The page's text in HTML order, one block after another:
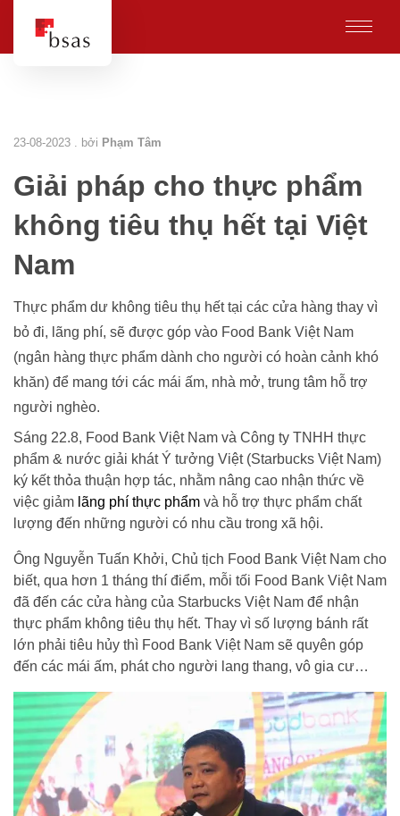
23-08-2023 . bởi Phạm Tâm
Giải pháp cho thực phẩm
không tiêu thụ hết tại Việt
Nam
Thực phẩm dư không tiêu thụ hết tại các cửa hàng thay vì
bỏ đi, lãng phí, sẽ được góp vào Food Bank Việt Nam
(ngân hàng thực phẩm dành cho người có hoàn cảnh khó
khăn) để mang tới các mái ấm, nhà mở, trung tâm hỗ trợ
người nghèo.
Sáng 22.8, Food Bank Việt Nam và Công ty TNHH thực
phẩm & nước giải khát Ý tưởng Việt (Starbucks Việt Nam)
ký kết thỏa thuận hợp tác, nhằm nâng cao nhận thức về
việc giảm lãng phí thực phẩm và hỗ trợ thực phẩm chất
lượng đến những người có nhu cầu trong xã hội.
Ông Nguyễn Tuấn Khởi, Chủ tịch Food Bank Việt Nam cho
biết, qua hơn 1 tháng thí điểm, mỗi tối Food Bank Việt Nam
đã đến các cửa hàng của Starbucks Việt Nam để nhận
thực phẩm không tiêu thụ hết. Thay vì số lượng bánh rất
lớn phải tiêu hủy thì Food Bank Việt Nam sẽ quyên góp
đến các mái ấm, phát cho người lang thang, vô gia cư…